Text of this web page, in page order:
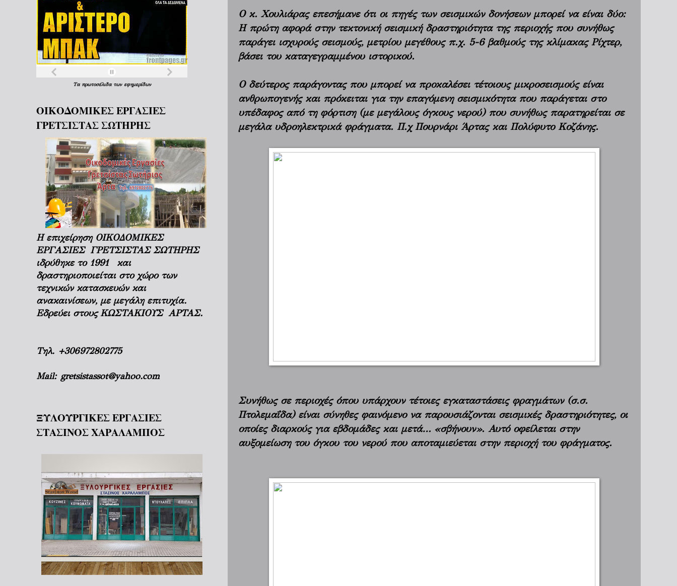
Ο κ. Χουλιάρας επεσήμανε ότι οι πηγές των σεισμικών δονήσεων μπορεί να είναι δύο:
Η πρώτη αφορά στην τεκτονική σεισμική δραστηριότητα της περιοχής που συνήθως
παράγει ισχυρούς σεισμούς, μετρίου μεγέθους π.χ. 5-6 βαθμούς της κλίμακας Ρίχτερ,
βάσει του καταγεγραμμένου ιστορικού.
Ο δεύτερος παράγοντας που μπορεί να προκαλέσει τέτοιους μικροσεισμούς είναι
ανθρωπογενής και πρόκειται για την επαγόμενη σεισμικότητα που παράγεται στο
υπέδαφος από τη φόρτιση (με μεγάλους όγκους νερού) που συνήθως παρατηρείται σε
μεγάλα υδροηλεκτρικά φράγματα. Π.χ Πουρνάρι Άρτας και Πολύφυτο Κοζάνης.
Συνήθως σε περιοχές όπου υπάρχουν τέτοιες εγκαταστάσεις φραγμάτων (σ.σ.
Πτολεμαΐδα) είναι σύνηθες φαινόμενο να παρουσιάζονται σεισμικές δραστηριότητες, οι
οποίες διαρκούς για εβδομάδες και μετά… «σβήνουν». Αυτό οφείλεται στην
αυξομείωση του όγκου του νερού που αποταμιεύεται στην περιοχή του φράγματος.
Τα πρωτοσέλιδα των εφημερίδων
ΟΙΚΟΔΟΜΙΚΕΣ ΕΡΓΑΣΙΕΣ
ΓΡΕΤΣΙΣΤΑΣ ΣΩΤΗΡΗΣ
Η επιχείρηση ΟΙΚΟΔΟΜΙΚΕΣ
ΕΡΓΑΣΙΕΣ ΓΡΕΤΣΙΣΤΑΣ ΣΩΤΗΡΗΣ
ιδρύθηκε το 1991 και
δραστηριοποιείται στο χώρο των
τεχνικών κατασκευών και
ανακαινίσεων, με μεγάλη επιτυχία.
Εδρεύει στους ΚΩΣΤΑΚΙΟΥΣ ΑΡΤΑΣ.
Τηλ. +306972802775
Mail: gretsistassot@yahoo.com
ΞΥΛΟΥΡΓΙΚΕΣ ΕΡΓΑΣΙΕΣ
ΣΤΑΣΙΝΟΣ ΧΑΡΑΛΑΜΠΟΣ